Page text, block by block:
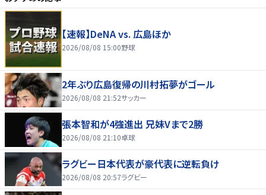
【速報】DeNA vs. 広島ほか
2026/08/08 15:00野球
2年ぶり広島復帰の川村拓夢がゴール
2026/08/08 21:52サッカー
張本智和が4強進出 兄妹Vまで2勝
2026/08/08 21:10卓球
ラグビー日本代表が豪代表に逆転負け
2026/08/08 20:57ラグビー